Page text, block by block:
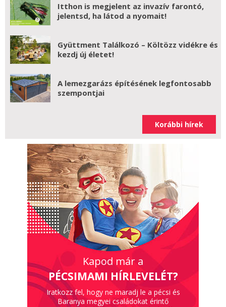
Itthon is megjelent az invazív farontó,
jelentsd, ha látod a nyomait!
Gyüttment Találkozó – Költözz vidékre és
kezdj új életet!
A lemezgarázs építésének legfontosabb
szempontjai
Korábbi hírek
Kapod már a
PÉCSIMAMI HÍRLEVELÉT?
Iratkozz fel, hogy ne maradj le a pécsi és
Baranya megyei családokat érintő